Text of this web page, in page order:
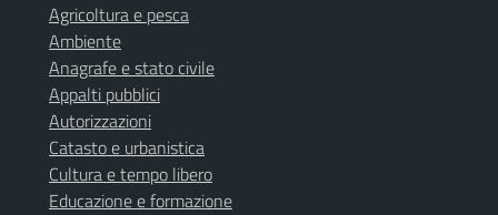
Agricoltura e pesca
Ambiente
Anagrafe e stato civile
Appalti pubblici
Autorizzazioni
Catasto e urbanistica
Cultura e tempo libero
Educazione e formazione